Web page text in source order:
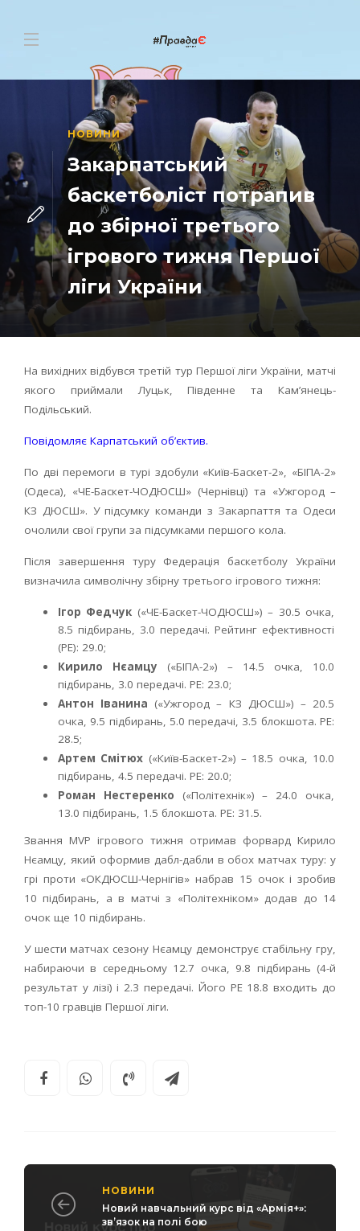
НОВИНИ
Закарпатський
баскетболіст потрапив
до збірної третього
ігрового тижня Першої
ліги України
На вихідних відбувся третій тур Першої ліги України, матчі
якого приймали Луцьк, Південне та Кам’янець-
Подільський.
Повідомляє Карпатський об’єктив.
По дві перемоги в турі здобули «Київ-Баскет-2», «БІПА-2»
(Одеса), «ЧЕ-Баскет-ЧОДЮСШ» (Чернівці) та «Ужгород –
КЗ ДЮСШ». У підсумку команди з Закарпаття та Одеси
очолили свої групи за підсумками першого кола.
Після завершення туру Федерація баскетболу України
визначила символічну збірну третього ігрового тижня:
Ігор Федчук («ЧЕ-Баскет-ЧОДЮСШ») – 30.5 очка,
8.5 підбирань, 3.0 передачі. Рейтинг ефективності
(РЕ): 29.0;
Кирило Нєамцу («БІПА-2») – 14.5 очка, 10.0
підбирань, 3.0 передачі. РЕ: 23.0;
Антон Іванина («Ужгород – КЗ ДЮСШ») – 20.5
очка, 9.5 підбирань, 5.0 передачі, 3.5 блокшота. РЕ:
28.5;
Артем Смітюх («Київ-Баскет-2») – 18.5 очка, 10.0
підбирань, 4.5 передачі. РЕ: 20.0;
Роман Нестеренко («Політехнік») – 24.0 очка,
13.0 підбирань, 1.5 блокшота. РЕ: 31.5.
Звання MVP ігрового тижня отримав форвард Кирило
Нєамцу, який оформив дабл-дабли в обох матчах туру: у
грі проти «ОКДЮСШ-Чернігів» набрав 15 очок і зробив
10 підбирань, а в матчі з «Політехніком» додав до 14
очок ще 10 підбирань.
У шести матчах сезону Нєамцу демонструє стабільну гру,
набираючи в середньому 12.7 очка, 9.8 підбирань (4-й
результат у лізі) і 2.3 передачі. Його РЕ 18.8 входить до
топ-10 гравців Першої ліги.
НОВИНИ
Новий навчальний курс від «Армія+»:
зв’язок на полі бою